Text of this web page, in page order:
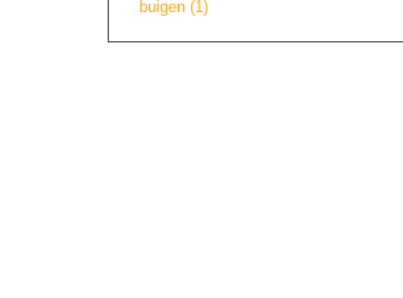
buigen (1)